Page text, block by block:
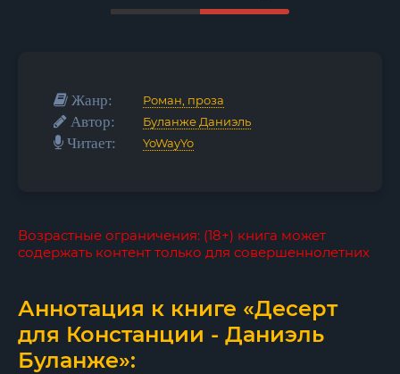
Жанр: Роман, проза
Автор: Буланже Даниэль
Читает: YoWayYo
Возрастные ограничения: (18+) книга может
содержать контент только для совершеннолетних
Аннотация к книге «Десерт
для Констанции - Даниэль
Буланже»: